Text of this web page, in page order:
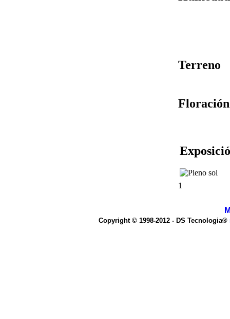
Terreno
Floración
1
Copyright © 1998-2012 - DS Tecnologia®